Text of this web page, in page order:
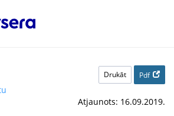
Drukāt Pdf
Atjaunots: 16.09.2019.